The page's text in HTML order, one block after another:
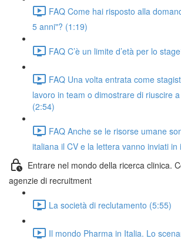
FAQ Come hai risposto alla
5 anni"? (1:19)
FAQ C’è un limite d’età per lo
FAQ Una volta entrata come
lavoro in team o dimostrare di riuscire
(2:54)
FAQ Anche se le risorse umane
italiana il CV e la lettera vanno inviati in
Entrare nel mondo della ricerca clinica.
agenzie di recruitment
La società di reclutamento (5:55)
Il mondo Pharma in Italia. Lo